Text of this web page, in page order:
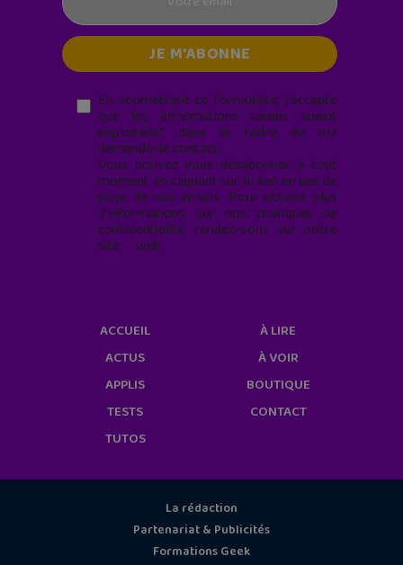
En soumettant ce formulaire, j’accepte
que les informations saisies soient
exploitées* dans le cadre de ma
demande de contact.
Vous pouvez vous désabonner à tout
moment en cliquant sur le lien en bas de
page de nos emails. Pour obtenir plus
d'informations sur nos pratiques de
confidentialité, rendez-vous sur notre
site web
ACCUEIL
ACTUS
APPLIS
TESTS
TUTOS
À LIRE
À VOIR
BOUTIQUE
CONTACT
La rédaction
Partenariat & Publicités
Formations Geek